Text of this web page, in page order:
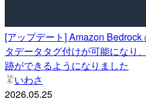
[アップデート] Amazon
タデータタグ付けが可能になり
跡ができるようになりました
いわさ
2026.05.25